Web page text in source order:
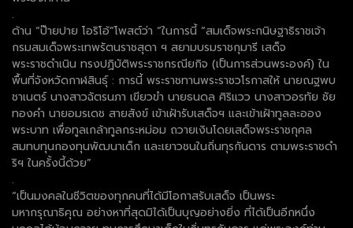
.
ด้าน “ป๊ายปาย โอริโอ้”โพสต์ว่า “ในการนี้ “สมเด็จพระกนิษฐาธิราชเจ้า
กรมสมเด็จพระเทพรัตนราชสุดา ฯ สยามบรมราชกุมารี เสด็จ
พระราชดำเนิน ทรงปฏิบัติพระราชกรณียกิจ (เป็นการส่วนพระองค์) ใน
พื้นที่จังหวัดกาฬสินธุ์ : การนี้ พระราชทานพระราชวโรกาสให้ นายณฐพบ
ชาเนตร์ นางสาวฉัตรนภา เขียวขำ นายธนดล ศิริแวว นางสาวอรทัย ชัย
ทองคำ นายอมรเดช สายสังข์ เข้าเฝ้ารับเสด็จฯ และเข้าเฝ้าทูลละออง
พระบาท เพื่อทูลเกล้าทูลกระหม่อม ถวายเงินโดยเสด็จพระราชกุศล
สมทบทุนกองทุนพัฒนาเด็ก และเยาวชนในถิ่นทุรกันดาร ตามพระราชดำ
ริฯ ในครั้งนี้ด้วย”
.
“เป็นมงคลในชีวิตของทุกคนที่ได้มีโอกาสรับเสด็จ เป็นพระ
มหากรุณาธิคุณ อย่างหาที่สุดมิได้เป็นบุญอย่างยิ่ง ที่ได้เป็นอีกหนึ่ง